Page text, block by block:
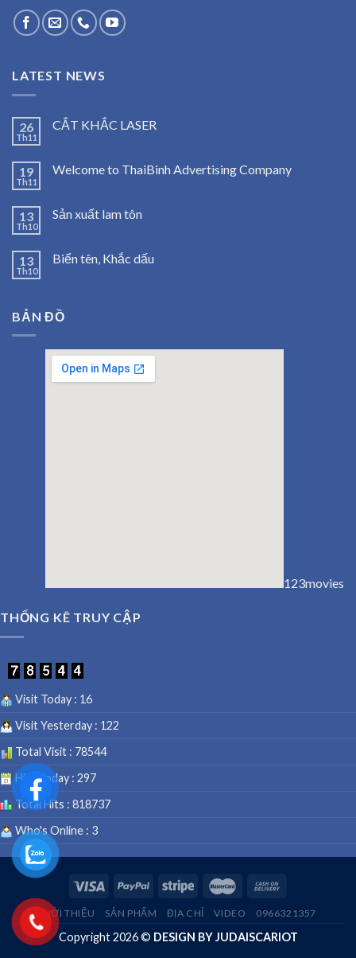
LATEST NEWS
26
Th11
CẮT KHẮC LASER
19
Th11
Welcome to ThaiBinh Advertising Company
13
Th10
Sản xuất lam tôn
13
Th10
Biển tên, Khắc dấu
BẢN ĐỒ
123movies
THỐNG KÊ TRUY CẬP
Visit Today : 16
Visit Yesterday : 122
Total Visit : 78544
Hits Today : 297
Total Hits : 818737
Who's Online : 3
GIỚI THIỆU SẢN PHẨM ĐỊA CHỈ VIDEO 0966321357
Copyright 2026 © DESIGN BY JUDAISCARIOT